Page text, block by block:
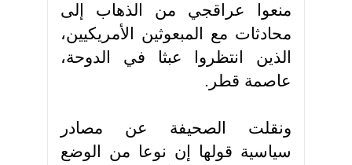
منعوا عراقجي من الذهاب إلى
محادثات مع المبعوثين الأمريكيين،
الذين انتظروا عبثا في الدوحة،
عاصمة قطر .
ونقلت الصحيفة عن مصادر
سياسية قولها إن نوعا من الوضع